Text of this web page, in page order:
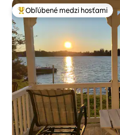
Najobľúbenejšie medzi hosťami
Obľúbené medzi hosťami